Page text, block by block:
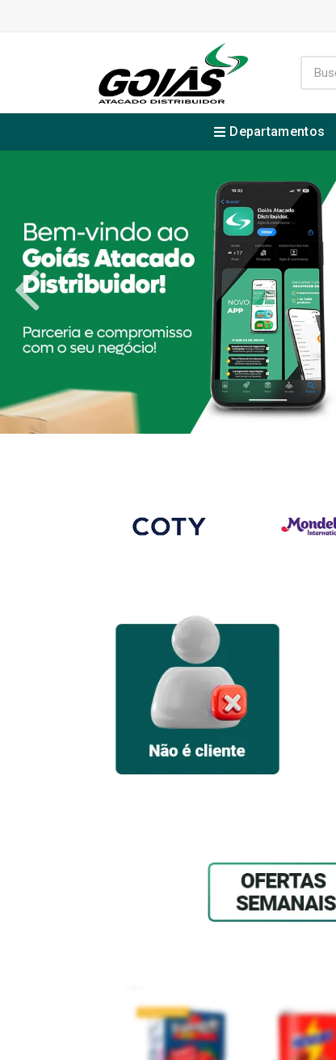
Departamentos